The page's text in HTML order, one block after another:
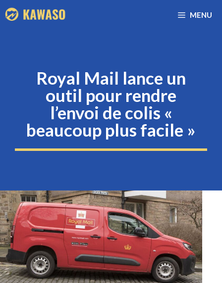
Aller
au
MENU
Royal Mail lance un
outil pour rendre
l’envoi de colis «
beaucoup plus facile »